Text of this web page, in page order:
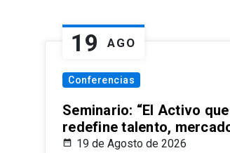
19 AGO
Conferencias
Seminario: “El Activo
redefine talento,
19 de Agosto de 2026